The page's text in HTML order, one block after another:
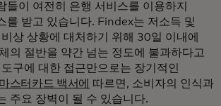
이 여전히 은행 서비스를 이용하지
를 받고 있습니다. Findex는 저소득 및
상 상황에 대처하기 위해 30일 이내에
의 절반을 약간 넘는 정도에 불과하다고
구에 대한 접근만으로는 장기적인
마스터카드 백서에
따르면, 소비자의 인식과
주요 장벽이 될 수 있습니다.